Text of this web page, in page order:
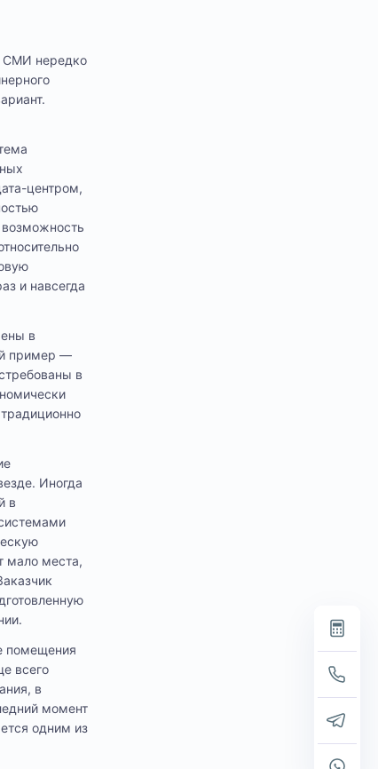
СМИ нередко
центром,
возможность
и навсегда
в
пример —
в
Иногда
в
мало места,
помещения
всего
в
момент
одним из